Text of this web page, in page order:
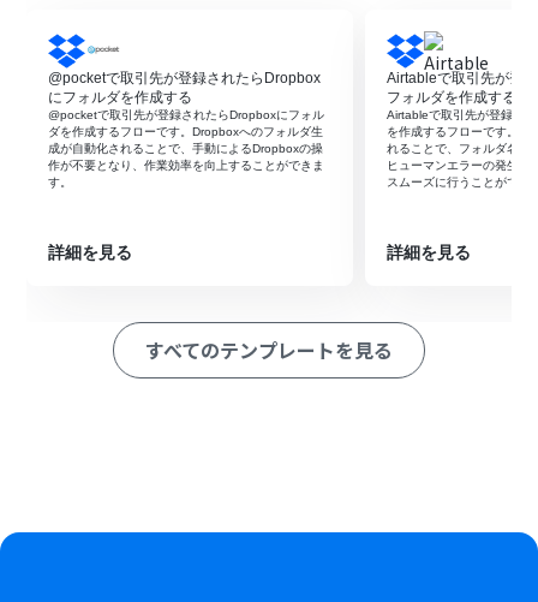
Yoomと連携します
次に、トリガーでGoogleフォームを選択し、「フォーム
に回答が送信されたら」というアクションを設定します
次に、オペレーションでGoogle Driveの「ファイルをダ
ウンロードする」アクションを設定し、フォームに添付さ
れたJPEGファイルを取得します
次に、オペレーションでRPA機能の「ブラウザを操作す
最後に、オペレーションでDropboxの「ファイルをアッ
※「トリガー」：フロー起動のきっかけとなるアクション、「オ
ペレーション」：トリガー起動後、フロー内で処理を行うアク
jpeg to svgの変換を行う任意のWebサイトのURLや操作
@pocketで取引先が登録されたらDropbox
にフォルダを作成する
@pocketで取引先が登録されたらDropboxにフォル
ダを作成するフローです。Dropboxへのフォルダ生
成が自動化されることで、手動によるDropboxの操
作が不要となり、作業効率を向上することができま
す。
詳細を見る
Airtableで取引先が登
フォルダを作成する
Airtableで取引先が登録さ
を作成するフローです。フ
れることで、フォルダ名の
ヒューマンエラーの発生を
スムーズに行うことができ
詳細を見る
すべてのテンプレートを見る